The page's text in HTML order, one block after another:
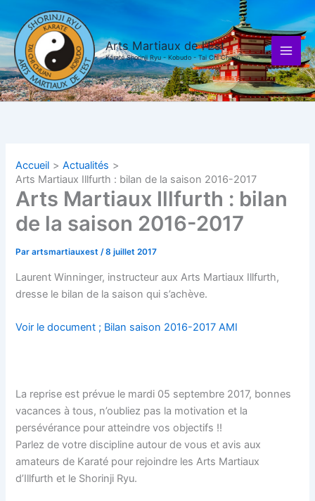
contenu
Arts Martiaux de l'Est
Karaté Shorinji Ryu - Kobudo - Tai Chi Chuan
Accueil
Actualités
Arts Martiaux Illfurth : bilan de la saison 2016-2017
Arts Martiaux Illfurth : bilan
de la saison 2016-2017
Parartsmartiauxest/8 juillet 2017
Laurent Winninger, instructeur aux Arts Martiaux Illfurth,
dresse le bilan de la saison qui s’achève.
Voir le document ; Bilan saison 2016-2017 AMI
La reprise est prévue le mardi 05 septembre 2017, bonnes
vacances à tous, n’oubliez pas la motivation et la
persévérance pour atteindre vos objectifs !!
Parlez de votre discipline autour de vous et avis aux
amateurs de Karaté pour rejoindre les Arts Martiaux
d’Illfurth et le Shorinji Ryu.